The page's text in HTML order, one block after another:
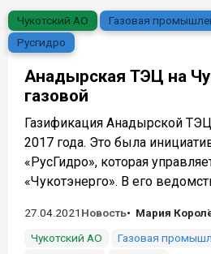
Чукотский АО Газовая
Русгидро
Анадырская ТЭЦ на
газовой
Газификация Анадырской
2017 года. Это была
«РусГидро», которая
«Чукотэнерго». В его
27.04.2021 Новость
Мария
Чукотский АО
Газовая